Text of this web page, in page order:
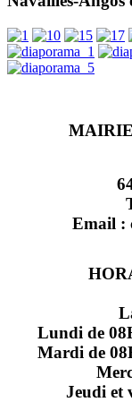
Email :
Lundi de
Mardi de
Jeudi et